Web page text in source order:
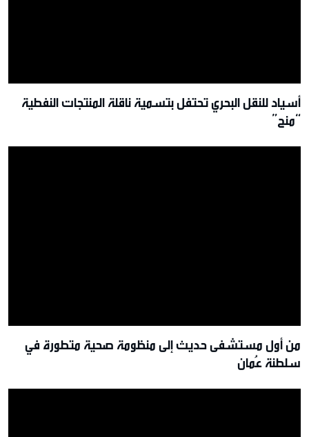
أسياد للنقل البحري تحتفل بتسمية ناقلة المنتجات النفطية
“منح”
من أول مستشفى حديث إلى منظومة صحية متطورة في
سلطنة عُمان